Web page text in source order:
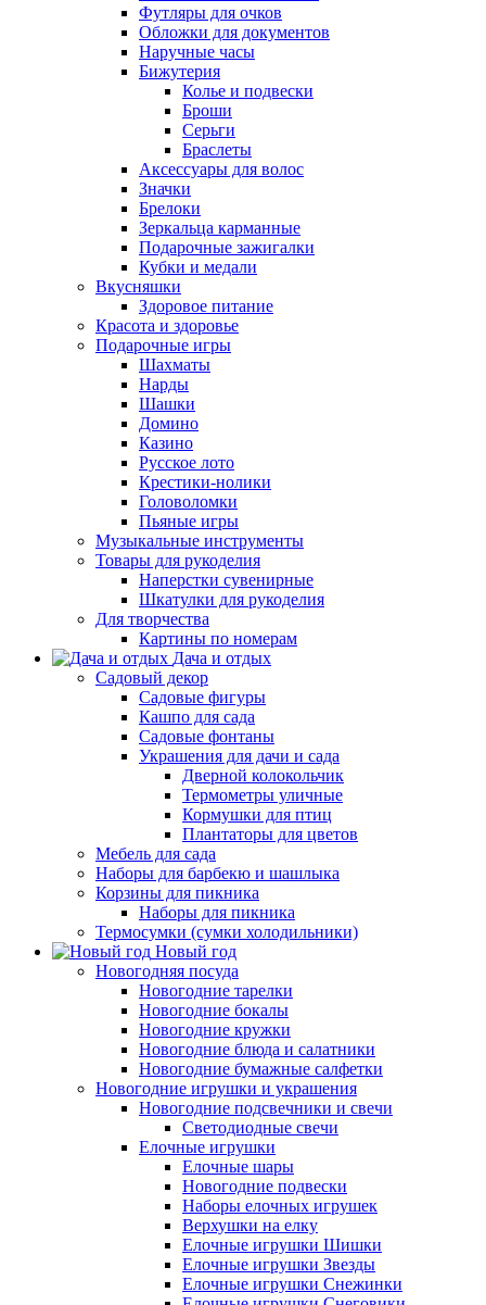
Футляры для очков
Обложки для документов
Наручные часы
Бижутерия
Колье и подвески
Броши
Серьги
Браслеты
Аксессуары для волос
Значки
Брелоки
Зеркальца карманные
Подарочные зажигалки
Кубки и медали
Вкусняшки
Здоровое питание
Красота и здоровье
Подарочные игры
Шахматы
Нарды
Шашки
Домино
Казино
Русское лото
Крестики-нолики
Головоломки
Пьяные игры
Музыкальные инструменты
Товары для рукоделия
Наперстки сувенирные
Шкатулки для рукоделия
Для творчества
Картины по номерам
Дача и отдых
Садовый декор
Садовые фигуры
Кашпо для сада
Садовые фонтаны
Украшения для дачи и сада
Дверной колокольчик
Термометры уличные
Кормушки для птиц
Плантаторы для цветов
Мебель для сада
Наборы для барбекю и шашлыка
Корзины для пикника
Наборы для пикника
Термосумки (сумки холодильники)
Новый год
Новогодняя посуда
Новогодние тарелки
Новогодние бокалы
Новогодние кружки
Новогодние блюда и салатники
Новогодние бумажные салфетки
Новогодние игрушки и украшения
Новогодние подсвечники и свечи
Светодиодные свечи
Елочные игрушки
Елочные шары
Новогодние подвески
Наборы елочных игрушек
Верхушки на елку
Елочные игрушки Шишки
Елочные игрушки Звезды
Елочные игрушки Снежинки